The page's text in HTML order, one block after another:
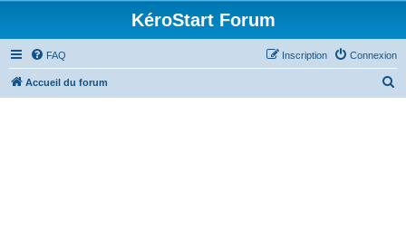
KéroStart Forum
FAQ Connexion
Inscription
Accueil du forum